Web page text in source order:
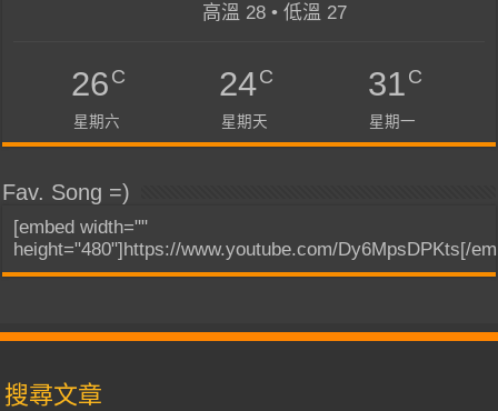
高溫 28 • 低溫 27
26C
星期六
24C
星期天
31C
星期一
Fav. Song =)
[embed width=""
height="480"]https://www.youtube.com/Dy6MpsDPKts[/
搜尋文章